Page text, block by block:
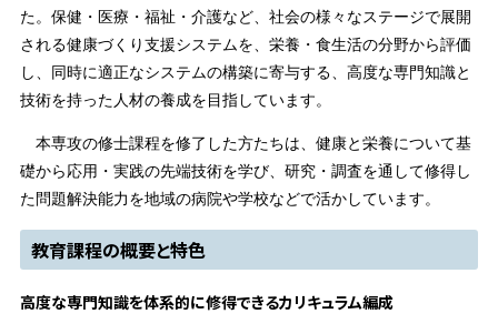
た。保健・医療・福祉・介護など、社会の様々なステージで展開
される健康づくり支援システムを、栄養・食生活の分野から評価
し、同時に適正なシステムの構築に寄与する、高度な専門知識と
技術を持った人材の養成を目指しています。
本専攻の修士課程を修了した方たちは、健康と栄養について基
礎から応用・実践の先端技術を学び、研究・調査を通して修得し
た問題解決能力を地域の病院や学校などで活かしています。
教育課程の概要と特色
高度な専門知識を体系的に修得できるカリキュラム編成